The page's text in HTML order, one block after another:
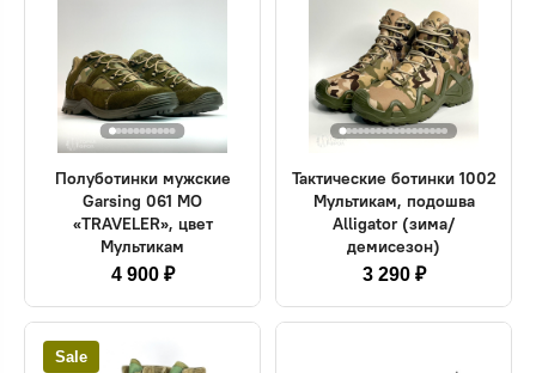
Полуботинки мужские
Garsing 061 МО
«TRAVELER», цвет
Мультикам
4 900 ₽
Тактические ботинки 1002
Мультикам, подошва
Alligator (зима/
демисезон)
3 290 ₽
Sale